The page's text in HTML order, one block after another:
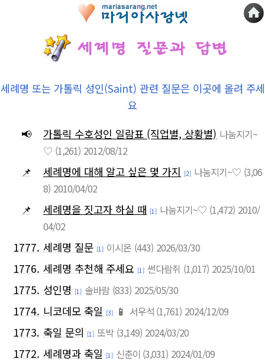
세례명 또는 가톨릭 성인(Saint) 관련 질문은 이곳에 올려 주세
요
📢
가톨릭 수호성인 일람표 (직업별, 상황별) 나눔지기~
♡ (1,261) 2012/08/12
📌 세례명에 대해 알고 싶은 몇 가지 [2] 나눔지기~♡ (3,06
8) 2010/04/02
📌 세례명을 짓고자 하실 때 [1] 나눔지기~♡ (1,472) 2010/
04/02
1777. 세례명 질문 [1] 이시온 (443) 2026/03/30
1776. 세례명 추천해 주세요 [1] 썬다람쥐 (1,017) 2025/10/01
1775. 성인명 [1] 솔바람 (833) 2025/05/30
1774. 니코데모 축일 [3] 📱 서우석 (1,761) 2024/12/09
1773. 축일 문의 [1] 또박 (3,149) 2024/03/20
1772. 세례명과 축일 [1] 신춘이 (3,031) 2024/01/09